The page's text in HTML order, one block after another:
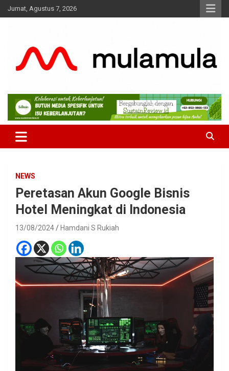
Skip
to
Jumat, Agustus 7, 2026
MulaMula
Medianya para Gen Z
NEWS
Peretasan Akun Google Bisnis
Hotel Meningkat di Indonesia
13/08/2024 Hamdani S Rukiah